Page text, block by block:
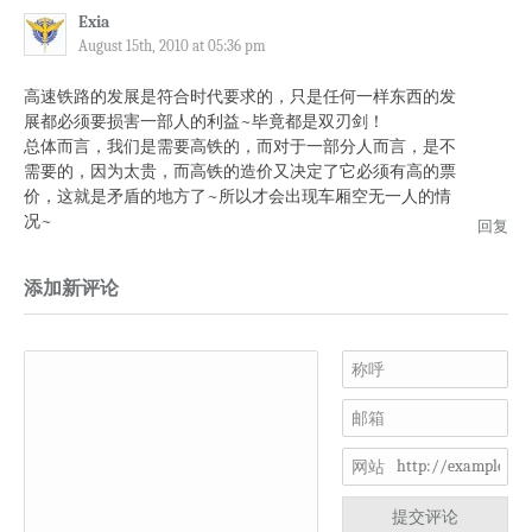
Exia
August 15th, 2010 at 05:36 pm
高速铁路的发展是符合时代要求的，只是任何一样东西的发
展都必须要损害一部人的利益~毕竟都是双刃剑！
总体而言，我们是需要高铁的，而对于一部分人而言，是不
需要的，因为太贵，而高铁的造价又决定了它必须有高的票
价，这就是矛盾的地方了~所以才会出现车厢空无一人的情
况~
回复
添加新评论
称呼
邮箱
网站
提交评论